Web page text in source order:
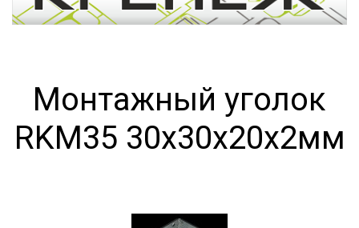
Монтажный уголок
RKM35 30х30х20х2мм